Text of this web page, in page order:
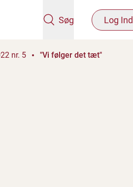
Søg Log Ind
nr. 5 "Vi følger det tæt"